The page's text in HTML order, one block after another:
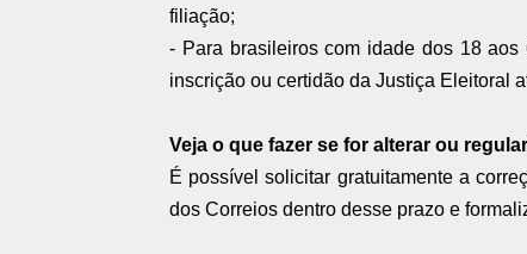
filiação;
- Para brasileiros com idade dos 18
inscrição ou certidão da Justiça Eleitoral
Veja o que fazer se for alterar ou
É possível solicitar gratuitamente a
dos Correios dentro desse prazo e